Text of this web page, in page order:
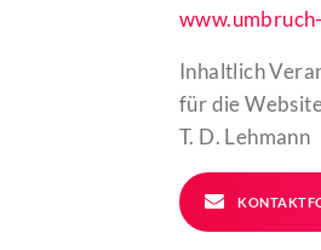
Inhaltlich
für die
T. D. Lehmann